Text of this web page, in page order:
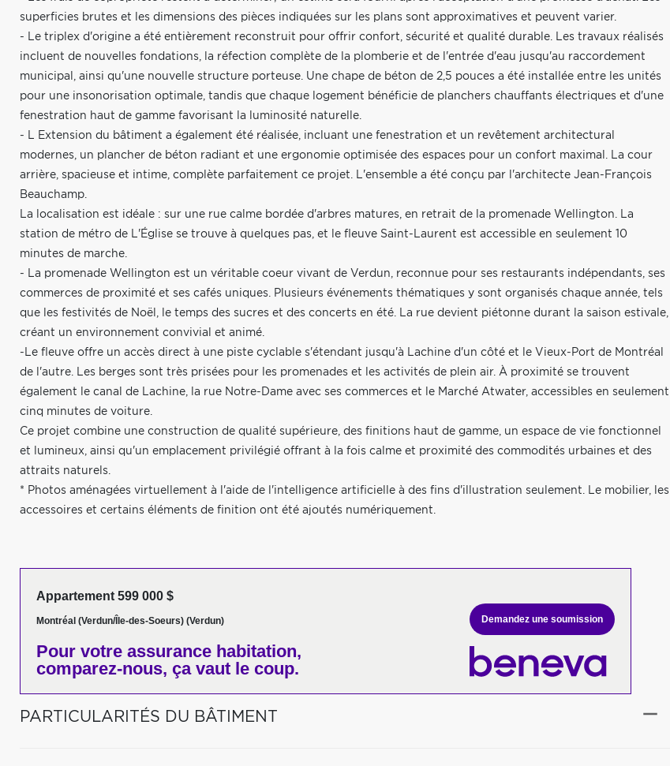
superficies brutes et les dimensions des pièces indiquées sur les plans sont approximatives et peuvent varier.
- Le triplex d'origine a été entièrement reconstruit pour offrir confort, sécurité et qualité durable. Les travaux réalisés
incluent de nouvelles fondations, la réfection complète de la plomberie et de l'entrée d'eau jusqu'au raccordement
municipal, ainsi qu'une nouvelle structure porteuse. Une chape de béton de 2,5 pouces a été installée entre les unités
pour une insonorisation optimale, tandis que chaque logement bénéficie de planchers chauffants électriques et d'une
fenestration haut de gamme favorisant la luminosité naturelle.
- L Extension du bâtiment a également été réalisée, incluant une fenestration et un revêtement architectural
modernes, un plancher de béton radiant et une ergonomie optimisée des espaces pour un confort maximal. La cour
arrière, spacieuse et intime, complète parfaitement ce projet. L'ensemble a été conçu par l'architecte Jean-François
Beauchamp.
La localisation est idéale : sur une rue calme bordée d'arbres matures, en retrait de la promenade Wellington. La
station de métro de L'Église se trouve à quelques pas, et le fleuve Saint-Laurent est accessible en seulement 10
minutes de marche.
- La promenade Wellington est un véritable coeur vivant de Verdun, reconnue pour ses restaurants indépendants, ses
commerces de proximité et ses cafés uniques. Plusieurs événements thématiques y sont organisés chaque année, tels
que les festivités de Noël, le temps des sucres et des concerts en été. La rue devient piétonne durant la saison estivale,
créant un environnement convivial et animé.
-Le fleuve offre un accès direct à une piste cyclable s'étendant jusqu'à Lachine d'un côté et le Vieux-Port de Montréal
de l'autre. Les berges sont très prisées pour les promenades et les activités de plein air. À proximité se trouvent
également le canal de Lachine, la rue Notre-Dame avec ses commerces et le Marché Atwater, accessibles en seulement
cinq minutes de voiture.
Ce projet combine une construction de qualité supérieure, des finitions haut de gamme, un espace de vie fonctionnel
et lumineux, ainsi qu'un emplacement privilégié offrant à la fois calme et proximité des commodités urbaines et des
attraits naturels.
* Photos aménagées virtuellement à l'aide de l'intelligence artificielle à des fins d'illustration seulement. Le mobilier, les
accessoires et certains éléments de finition ont été ajoutés numériquement.
Appartement 599 000 $
Montréal (Verdun/Île-des-Soeurs) (Verdun)
Pour votre assurance habitation,
comparez-nous, ça vaut le coup.
Demandez une soumission
PARTICULARITÉS DU BÂTIMENT